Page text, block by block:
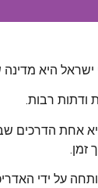
ישראל היא
ודתות רבות.
אחת הדרכים
זמן.
על ידי